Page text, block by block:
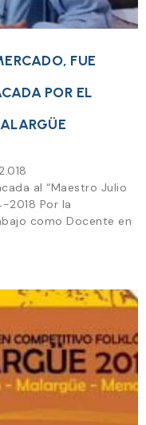
FUE
POR EL
al “Maestro Julio
2018 Por la
como Docente en